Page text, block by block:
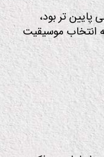
پایین تر بود،
انتخاب موسیقیت